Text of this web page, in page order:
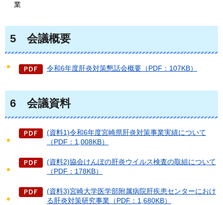
業
5 会議概要
令和6年度肝炎対策懇話会概要（PDF：107KB）
6 会議資料
(資料1)令和6年度宮崎県肝炎対策事業実績について
（PDF：1,008KB）
(資料2)協会けんぽの肝炎ウイルス検査の取組について
（PDF：178KB）
(資料3)宮崎大学医学部附属病院肝疾患センターにおけ
る肝炎対策研究事業（PDF：1,680KB）